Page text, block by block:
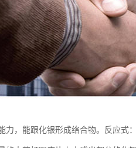
力，能跟化银形成络合物。反应式